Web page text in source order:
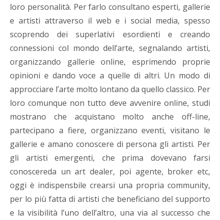
loro personalità. Per farlo consultano esperti, gallerie
e artisti attraverso il web e i social media, spesso
scoprendo dei superlativi esordienti e creando
connessioni col mondo dell’arte, segnalando artisti,
organizzando gallerie online, esprimendo proprie
opinioni e dando voce a quelle di altri. Un modo di
approcciare l’arte molto lontano da quello classico. Per
loro comunque non tutto deve avvenire online, studi
mostrano che acquistano molto anche off-line,
partecipano a fiere, organizzano eventi, visitano le
gallerie e amano conoscere di persona gli artisti. Per
gli artisti emergenti, che prima dovevano farsi
conoscereda un art dealer, poi agente, broker etc,
oggi è indispensbile crearsi una propria community,
per lo più fatta di artisti che beneficiano del supporto
e la visibilità l’uno dell’altro, una via al successo che